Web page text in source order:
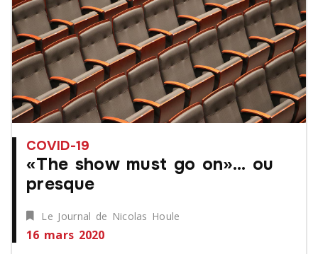
COVID-19
«The show must go on»… ou
presque
Le Journal de Nicolas Houle
16 mars 2020